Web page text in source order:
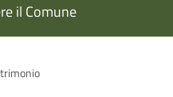
il Comune